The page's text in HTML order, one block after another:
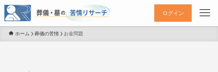
ログイン
ホーム 葬儀の苦情 お金問題